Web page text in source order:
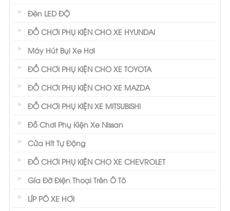
Đèn LED ĐỘ
ĐỒ CHƠI PHỤ KIỆN CHO XE HYUNDAI
Máy Hút Bụi Xe Hơi
ĐỒ CHƠI PHỤ KIỆN CHO XE TOYOTA
ĐỒ CHƠI PHỤ KIỆN CHO XE MAZDA
ĐỒ CHƠI PHỤ KIỆN XE MITSUBISHI
Đồ Chơi Phụ Kiện Xe Nissan
Cửa Hít Tự Động
ĐỒ CHƠI PHỤ KIỆN CHO XE CHEVROLET
Gía Đỡ Điện Thoại Trên Ô Tô
LÍP PÔ XE HƠI